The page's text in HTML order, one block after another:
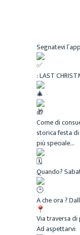
Segnatevi
: LAST
Come di
storica festa di
più speciale…
Quando?
A che ora ?
Via traversa di
Ad aspettarvi: